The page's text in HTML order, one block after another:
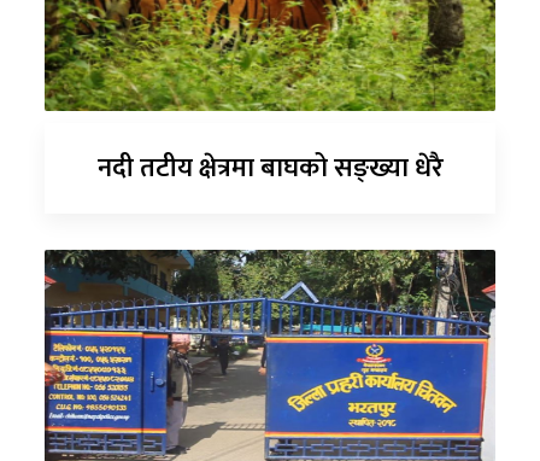
नदी तटीय क्षेत्रमा बाघको सङ्ख्या धेरै